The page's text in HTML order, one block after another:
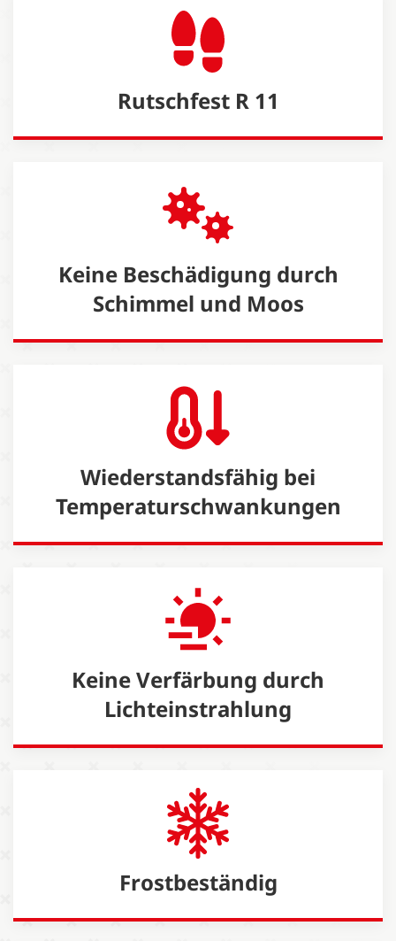
Rutschfest R 11
Keine Beschädigung durch
Schimmel und Moos
Wiederstandsfähig bei
Temperaturschwankungen
Keine Verfärbung durch
Lichteinstrahlung
Frostbeständig